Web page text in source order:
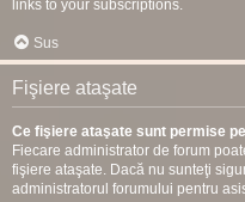
links to your subscriptions.
Sus
Fişiere ataşate
Ce fişiere ataşate sunt permise
Fiecare administrator de forum
fişiere ataşate. Dacă nu sunteţi
administratorul forumului pentru